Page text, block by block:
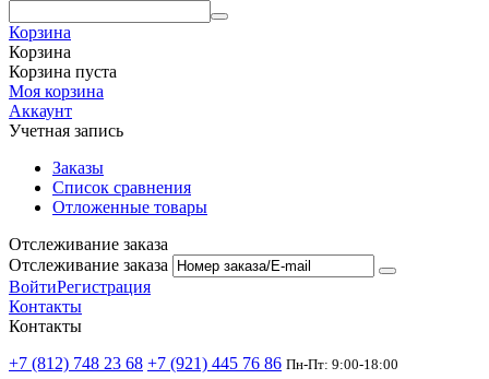
Корзина
Корзина
Корзина пуста
Моя корзина
Аккаунт
Учетная запись
Заказы
Список сравнения
Отложенные товары
Отслеживание заказа
Отслеживание заказа
ВойтиРегистрация
Контакты
Контакты
+7 (812) 748 23 68 +7 (921) 445 76 86 Пн-Пт: 9:00-18:00